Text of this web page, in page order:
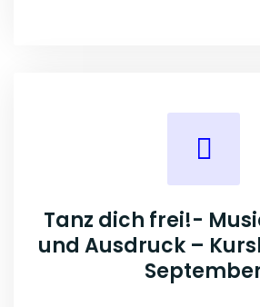
Tanz dich frei!-
und Ausdruck –